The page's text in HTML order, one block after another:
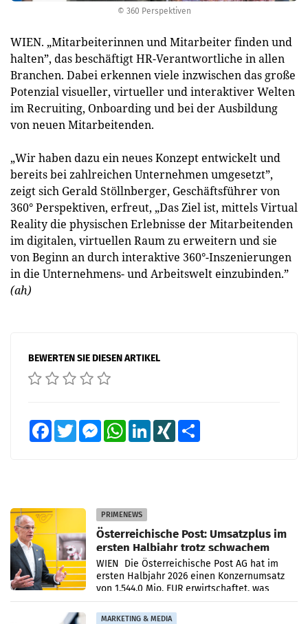
© 360 Perspektiven
WIEN. „Mitarbeiterinnen und Mitarbeiter finden und
halten”, das beschäftigt HR-Verantwortliche in allen
Branchen. Dabei erkennen viele inzwischen das große
Potenzial visueller, virtueller und interaktiver Welten
im Recruiting, Onboarding und bei der Ausbildung
von neuen Mitarbeitenden.
„Wir haben dazu ein neues Konzept entwickelt und
bereits bei zahlreichen Unternehmen umgesetzt”,
zeigt sich Gerald Stöllnberger, Geschäftsführer von
360° Perspektiven, erfreut, „Das Ziel ist, mittels Virtual
Reality die physischen Erlebnisse der Mitarbeitenden
im digitalen, virtuellen Raum zu erweitern und sie
von Beginn an durch interaktive 360°-Inszenierungen
in die Unternehmens- und Arbeitswelt einzubinden.”
(ah)
BEWERTEN SIE DIESEN ARTIKEL
FacebookTwitter MessengerWhatsAppLinkedInXING
PRIMENEWS
Österreichische Post: Umsatzplus im
ersten Halbjahr trotz schwachem
Briefgeschäft
WIEN Die Österreichische Post AG hat im
ersten Halbjahr 2026 einen Konzernumsatz
von 1.544,0 Mio. EUR erwirtschaftet, was
einem Plus von 3,8 Prozent gegenüber dem
Vergleichszeitraum
MARKETING & MEDIA